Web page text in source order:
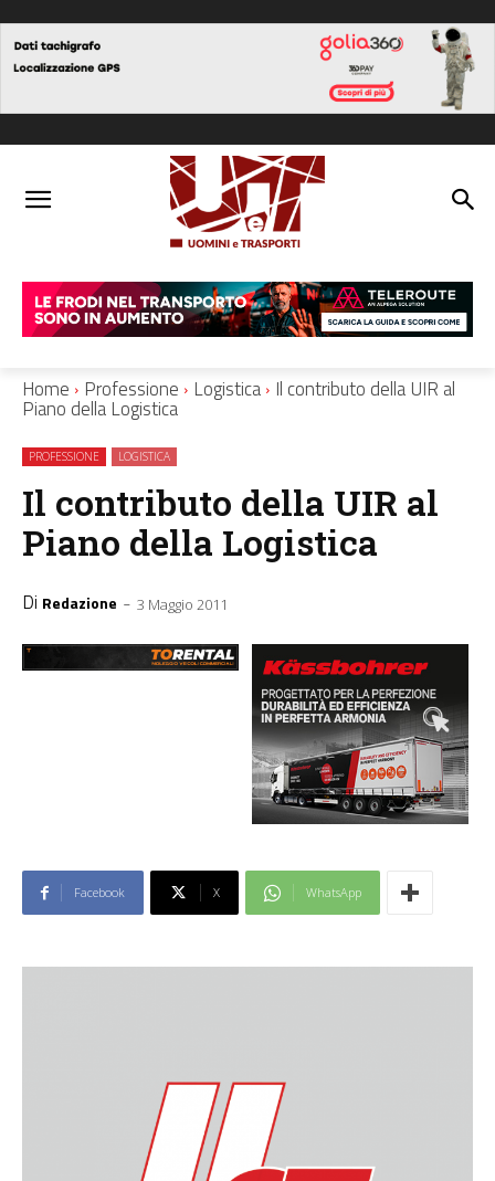
Home Professione Logistica Il contributo della UIR al
Piano della Logistica
PROFESSIONE LOGISTICA
Il contributo della UIR al
Piano della Logistica
Di Redazione - 3 Maggio 2011
Facebook X WhatsApp